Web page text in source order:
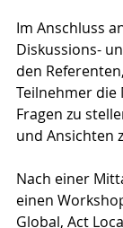
Im Anschluss
Diskussions-
den
Teilnehmer die
Fragen zu
und Ansichten
Nach einer
einen
Global, Act